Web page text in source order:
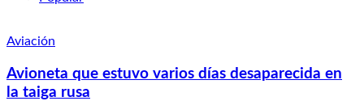
Aviación
Avioneta que estuvo varios días desaparecida en
la taiga rusa